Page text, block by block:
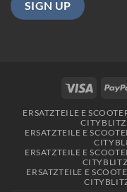
Visa
ERSATZTEILE E
ERSATZTEILE E
ERSATZTEILE E
ERSATZTEILE E